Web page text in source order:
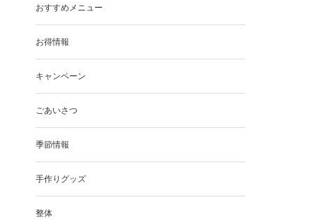
おすすめメニュー
お得情報
キャンペーン
ごあいさつ
季節情報
手作りグッズ
整体